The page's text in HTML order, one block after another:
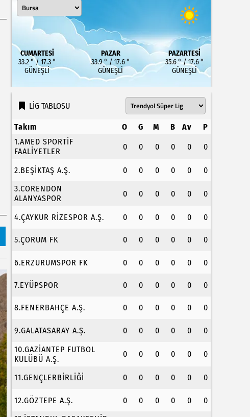
CUMARTESI
33.2 ° / 17.3 °
GÜNEŞLI
PAZAR
33.9 ° / 17.6 °
GÜNEŞLI
PAZARTESI
35.6 ° / 17.6 °
GÜNEŞLI
LİG TABLOSU
Takım O G M B Av
P
1.AMED SPORTİF
FAALİYETLER
0 0 0 0 0 0
2.BEŞİKTAŞ A.Ş. 0 0 0 0 0
0
3.CORENDON
ALANYASPOR
0 0 0 0 0 0
4.ÇAYKUR RİZESPOR A.Ş. 0 0 0 0 0 0
5.ÇORUM FK 0 0 0 0 0 0
6.ERZURUMSPOR FK 0 0 0 0 0 0
7.EYÜPSPOR 0 0 0 0 0 0
8.FENERBAHÇE A.Ş. 0 0 0 0 0 0
9.GALATASARAY A.Ş. 0 0 0 0 0
0
10.GAZİANTEP FUTBOL
KULÜBÜ A.Ş.
0 0 0 0 0 0
11.GENÇLERBİRLİĞİ 0 0 0 0 0 0
12.GÖZTEPE A.Ş. 0 0 0 0 0
0